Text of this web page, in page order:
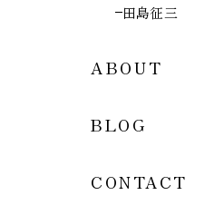
田島征三
ABOUT
BLOG
CONTACT